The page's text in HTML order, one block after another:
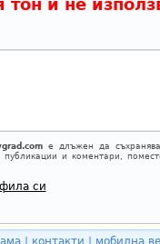
и не
е длъжен да
и коментари,
си